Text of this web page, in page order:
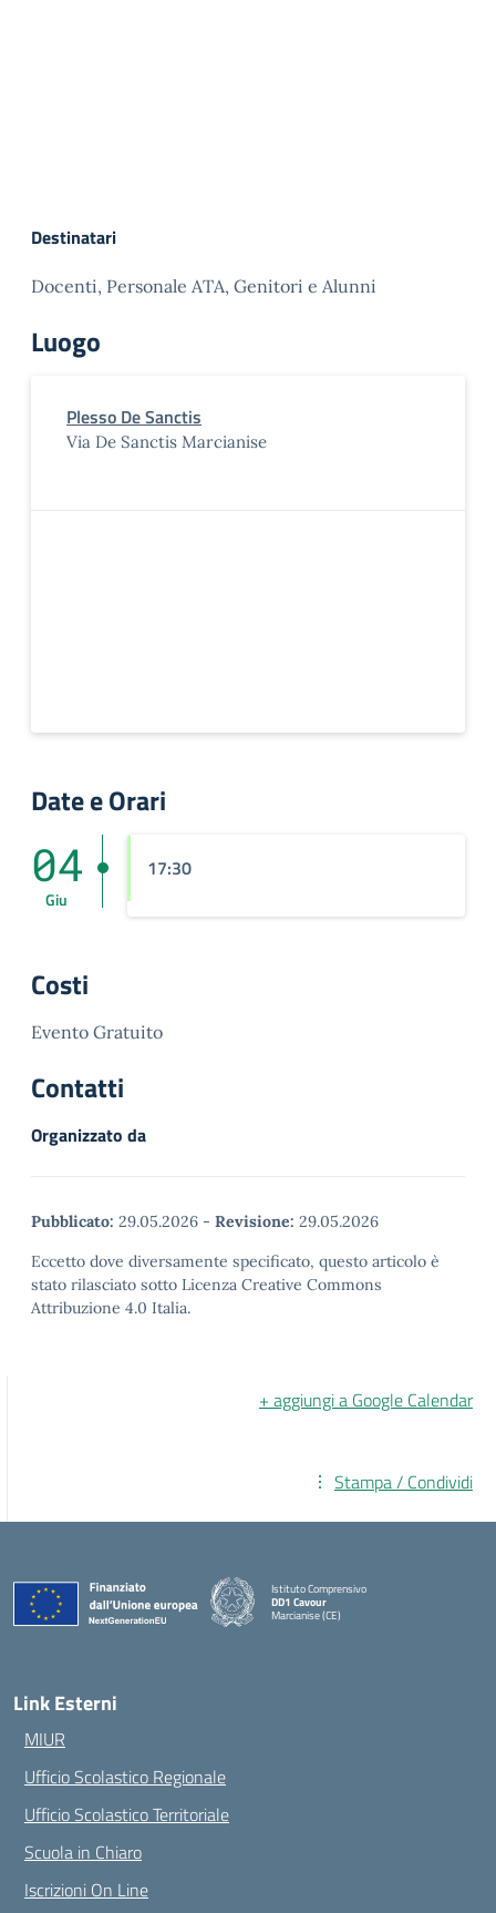
Destinatari
Docenti, Personale ATA, Genitori e Alunni
Luogo
Plesso De Sanctis
Via De Sanctis Marcianise
Date e Orari
04
Giu
17:30
Costi
Evento Gratuito
Contatti
Organizzato da
Pubblicato: 29.05.2026 - Revisione: 29.05.2026
Eccetto dove diversamente specificato, questo articolo è
stato rilasciato sotto Licenza Creative Commons
Attribuzione 4.0 Italia.
+ aggiungi a Google Calendar
Stampa / Condividi
Istituto Comprensivo
DD1 Cavour
Marcianise (CE)
Link Esterni
MIUR
Ufficio Scolastico Regionale
Ufficio Scolastico Territoriale
Scuola in Chiaro
Iscrizioni On Line